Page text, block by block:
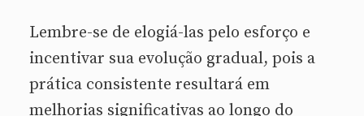
Lembre-se de elogiá-las pelo esforço e
incentivar sua evolução gradual, pois a
prática consistente resultará em
melhorias significativas ao longo do